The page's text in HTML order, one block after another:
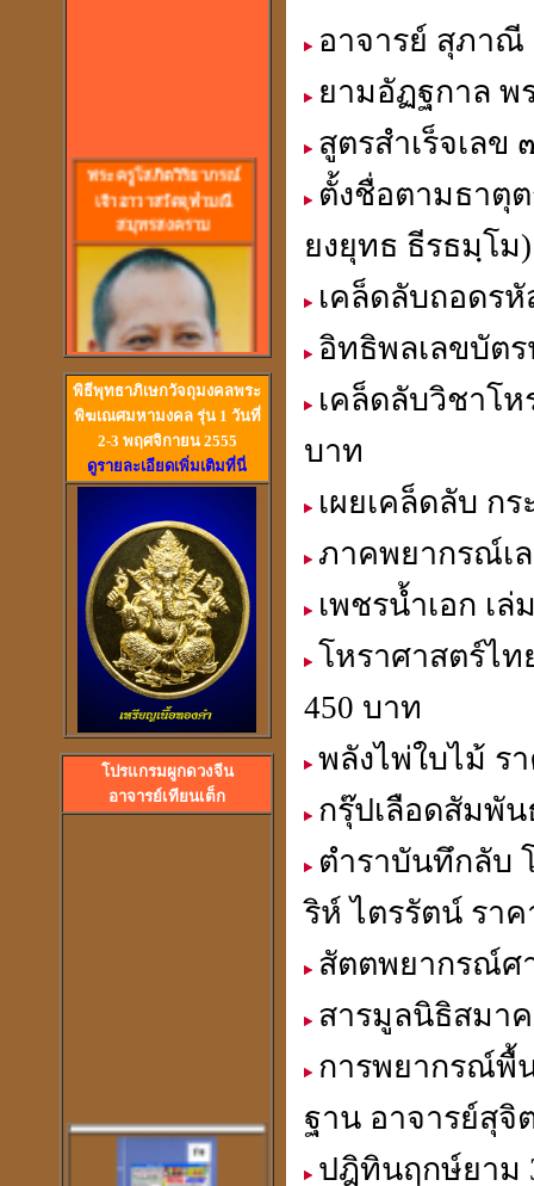
พระครูโสภิตวิริยาภรณ์
เจ้าอาวาสวัดจุฬามณี
สมุทรสงคราม
วัดสวนหงส์ สุพรรณบุรี
ลวงพ่อปลื้ม วัดสวนหงส
พระอาจารย์ปุ้ม วัดศาลาแดง
พิธีพุทธาภิเษกวัจถุมงคลพระ
พิฆเณศมหามงคล รุ่น 1 วันที่
2-3 พฤศจิกายน 2555
ดูรายละเอียดเพิ่มเติมที่นี่
โปรแกรมผูกดวงจีน
อาจารย์เทียนเต็ก
อาจารย์ สุภาณี
ยามอัฏฐกาล พ
สูตรสำเร็จเลข
ตั้งชื่อตามธาตุ
ยงยุทธ ธีรธมฺโม
เคล็ดลับถอดรหั
อิทธิพลเลขบัต
เคล็ดลับวิชาโห
บาท
เผยเคล็ดลับ ก
ภาคพยากรณ์เ
เพชรน้ำเอก เ
โหราศาสตร์ไท
450 บาท
พลังไพ่ใบไม้ ร
กรุ๊ปเลือดสัมพั
ตำราบันทึกลับ
ริห์ ไตรรัตน์ ราค
สัตตพยากรณ์ศ
สารมูลนิธิสมา
การพยากรณ์พื้
ฐาน อาจารย์สุจิ
ปฎิทินฤกษ์ยาม